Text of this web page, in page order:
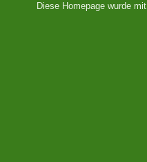
Diese Homepage wurde mit